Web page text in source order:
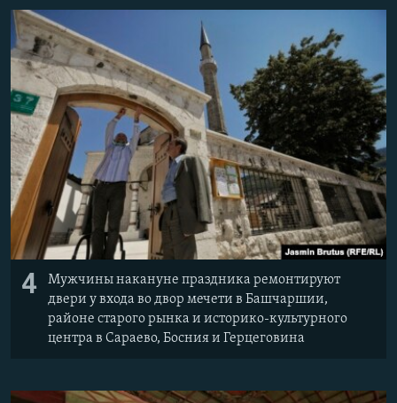
4
Мужчины накануне праздника ремонтируют
двери у входа во двор мечети в Башчаршии,
районе старого рынка и историко-культурного
центра в Сараево, Босния и Герцеговина